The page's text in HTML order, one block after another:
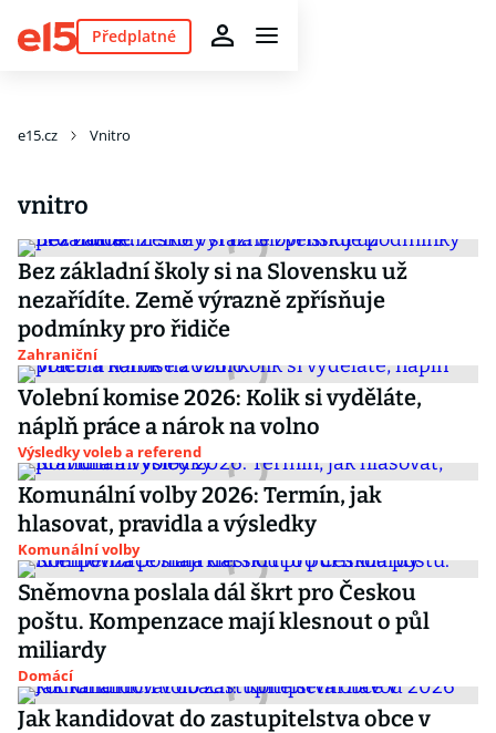
Předplatné
e15.cz Vnitro
vnitro
Bez základní školy si na Slovensku už
nezařídíte. Země výrazně zpřísňuje
podmínky pro řidiče
Zahraniční
Volební komise 2026: Kolik si vyděláte,
náplň práce a nárok na volno
Výsledky voleb a referend
Komunální volby 2026: Termín, jak
hlasovat, pravidla a výsledky
Komunální volby
Sněmovna poslala dál škrt pro Českou
poštu. Kompenzace mají klesnout o půl
miliardy
Domácí
Jak kandidovat do zastupitelstva obce v